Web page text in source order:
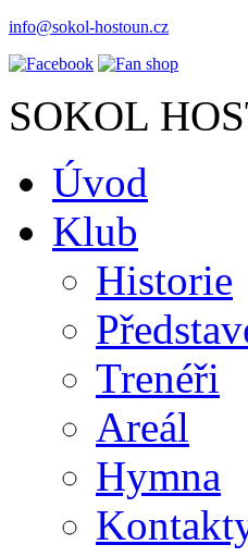
info@sokol-hostoun.cz
SOKOL
Úvod
Klub
Historie
Trenéři
Areál
Hymna